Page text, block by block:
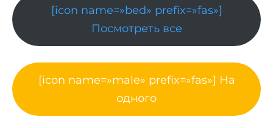
[icon name=»bed» prefix=»fas»]
Посмотреть все
[icon name=»male» prefix=»fas»] На
одного